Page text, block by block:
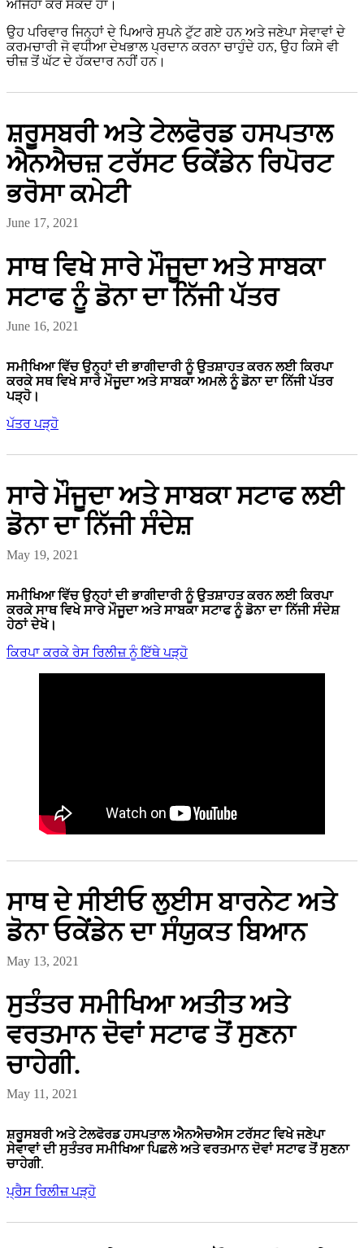
ਅਜਿਹਾ ਕਰ ਸਕਦੇ ਹਾਂ।
ਉਹ ਪਰਿਵਾਰ ਜਿਨ੍ਹਾਂ ਦੇ ਪਿਆਰੇ ਸੁਪਨੇ ਟੁੱਟ ਗਏ ਹਨ ਅਤੇ ਜਣੇਪਾ ਸੇਵਾਵਾਂ ਦੇ
ਕਰਮਚਾਰੀ ਜੋ ਵਧੀਆ ਦੇਖਭਾਲ ਪ੍ਰਦਾਨ ਕਰਨਾ ਚਾਹੁੰਦੇ ਹਨ, ਉਹ ਕਿਸੇ ਵੀ
ਚੀਜ਼ ਤੋਂ ਘੱਟ ਦੇ ਹੱਕਦਾਰ ਨਹੀਂ ਹਨ।
ਸ਼ਰੂਸਬਰੀ ਅਤੇ ਟੇਲਫੋਰਡ ਹਸਪਤਾਲ
ਐਨਐਚਜ਼ ਟਰੱਸਟ ਓਕੇਂਡੇਨ ਰਿਪੋਰਟ
ਭਰੋਸਾ ਕਮੇਟੀ
June 17, 2021
ਸਾਥ ਵਿਖੇ ਸਾਰੇ ਮੌਜੂਦਾ ਅਤੇ ਸਾਬਕਾ
ਸਟਾਫ ਨੂੰ ਡੋਨਾ ਦਾ ਨਿੱਜੀ ਪੱਤਰ
June 16, 2021
ਸਮੀਖਿਆ ਵਿੱਚ ਉਨ੍ਹਾਂ ਦੀ ਭਾਗੀਦਾਰੀ ਨੂੰ ਉਤਸ਼ਾਹਤ ਕਰਨ ਲਈ ਕਿਰਪਾ
ਕਰਕੇ ਸਥ ਵਿਖੇ ਸਾਰੇ ਮੌਜੂਦਾ ਅਤੇ ਸਾਬਕਾ ਅਮਲੇ ਨੂੰ ਡੋਨਾ ਦਾ ਨਿੱਜੀ ਪੱਤਰ
ਪੜ੍ਹੋ।
ਪੱਤਰ ਪੜ੍ਹੋ
ਸਾਰੇ ਮੌਜੂਦਾ ਅਤੇ ਸਾਬਕਾ ਸਟਾਫ ਲਈ
ਡੋਨਾ ਦਾ ਨਿੱਜੀ ਸੰਦੇਸ਼
May 19, 2021
ਸਮੀਖਿਆ ਵਿੱਚ ਉਨ੍ਹਾਂ ਦੀ ਭਾਗੀਦਾਰੀ ਨੂੰ ਉਤਸ਼ਾਹਤ ਕਰਨ ਲਈ ਕਿਰਪਾ
ਕਰਕੇ ਸਾਥ ਵਿਖੇ ਸਾਰੇ ਮੌਜੂਦਾ ਅਤੇ ਸਾਬਕਾ ਸਟਾਫ ਨੂੰ ਡੋਨਾ ਦਾ ਨਿੱਜੀ ਸੰਦੇਸ਼
ਹੇਠਾਂ ਦੇਖੋ।
ਕਿਰਪਾ ਕਰਕੇ ਰੇਸ ਰਿਲੀਜ਼ ਨੂੰ ਇੱਥੇ ਪੜ੍ਹੋ
ਸਾਥ ਦੇ ਸੀਈਓ ਲੁਈਸ ਬਾਰਨੇਟ ਅਤੇ
ਡੋਨਾ ਓਕੇਂਡੇਨ ਦਾ ਸੰਯੁਕਤ ਬਿਆਨ
May 13, 2021
ਸੁਤੰਤਰ ਸਮੀਖਿਆ ਅਤੀਤ ਅਤੇ
ਵਰਤਮਾਨ ਦੋਵਾਂ ਸਟਾਫ ਤੋਂ ਸੁਣਨਾ
ਚਾਹੇਗੀ.
May 11, 2021
ਸ਼ਰੂਸਬਰੀ ਅਤੇ ਟੇਲਫੋਰਡ ਹਸਪਤਾਲ ਐਨਐਚਐਸ ਟਰੱਸਟ ਵਿਖੇ ਜਣੇਪਾ
ਸੇਵਾਵਾਂ ਦੀ ਸੁਤੰਤਰ ਸਮੀਖਿਆ ਪਿਛਲੇ ਅਤੇ ਵਰਤਮਾਨ ਦੋਵਾਂ ਸਟਾਫ ਤੋਂ ਸੁਣਨਾ
ਚਾਹੇਗੀ.
ਪ੍ਰੈਸ ਰਿਲੀਜ਼ ਪੜ੍ਹੋ